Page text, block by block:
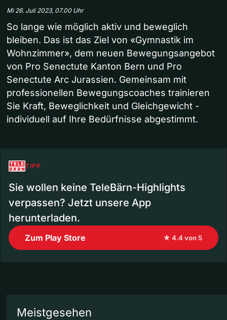
Mi 26. Juli 2023, 07.00 Uhr
So lange wie möglich aktiv und beweglich
bleiben. Das ist das Ziel von «Gymnastik im
Wohnzimmer», dem neuen Bewegungsangebot
von Pro Senectute Kanton Bern und Pro
Senectute Arc Jurassien. Gemeinsam mit
professionellen Bewegungscoaches trainieren
Sie Kraft, Beweglichkeit und Gleichgewicht -
individuell auf Ihre Bedürfnisse abgestimmt.
TIPP
Sie wollen keine TeleBärn-Highlights
verpassen? Jetzt unsere App
herunterladen.
Zum Play Store ★ 4.4 von 5
Meistgesehen